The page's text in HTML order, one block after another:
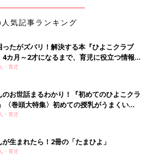
気記事ランキング
ったがズバリ！解決する本『ひよこクラブ
月～2才になるまで、育児に役立つ情報が
！
・育児
のお世話まるわかり！『初めてのひよこクラ
〈巻頭大特集〉初めての授乳がうまくい
ぱい・ミルクの基本と夏のトラブル 解決テ
・育児
生まれたら！2冊の「たまひよ」
・育児